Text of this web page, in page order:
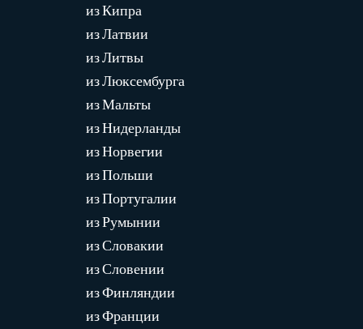
из Кипра
из Латвии
из Литвы
из Люксембурга
из Мальты
из Нидерланды
из Норвегии
из Польши
из Португалии
из Румынии
из Словакии
из Словении
из Финляндии
из Франции